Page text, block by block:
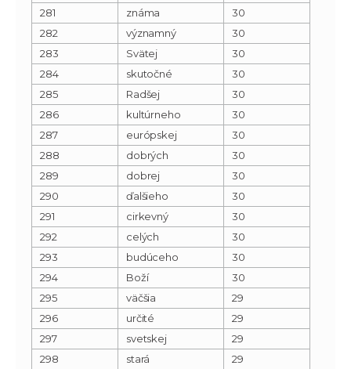
281
známa
30
282
významný
30
283
Svätej
30
284
skutočné
30
285
Radšej
30
286
kultúrneho
30
287
európskej
30
288
dobrých
30
289
dobrej
30
290
ďalšieho
30
291
cirkevný
30
292
celých
30
293
budúceho
30
294
Boží
30
295
väčšia
29
296
určité
29
297
svetskej
29
298
stará 29